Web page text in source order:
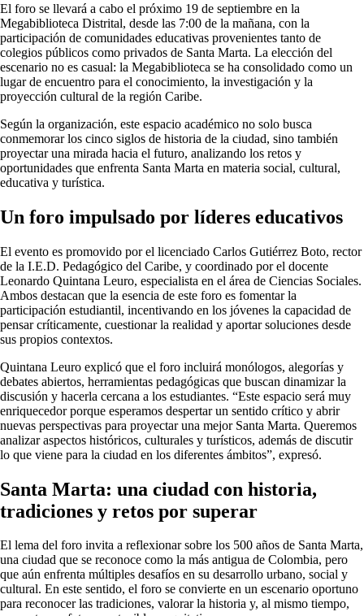
El foro se llevará a cabo el próximo 19 de septiembre en la
Megabiblioteca Distrital, desde las 7:00 de la mañana, con la
participación de comunidades educativas provenientes tanto de
colegios públicos como privados de Santa Marta. La elección del
escenario no es casual: la Megabiblioteca se ha consolidado como un
lugar de encuentro para el conocimiento, la investigación y la
proyección cultural de la región Caribe.
Según la organización, este espacio académico no solo busca
conmemorar los cinco siglos de historia de la ciudad, sino también
proyectar una mirada hacia el futuro, analizando los retos y
oportunidades que enfrenta Santa Marta en materia social, cultural,
educativa y turística.
Un foro impulsado por líderes educativos
El evento es promovido por el licenciado Carlos Gutiérrez Boto, rector
de la I.E.D. Pedagógico del Caribe, y coordinado por el docente
Leonardo Quintana Leuro, especialista en el área de Ciencias Sociales.
Ambos destacan que la esencia de este foro es fomentar la
participación estudiantil, incentivando en los jóvenes la capacidad de
pensar críticamente, cuestionar la realidad y aportar soluciones desde
sus propios contextos.
Quintana Leuro explicó que el foro incluirá monólogos, alegorías y
debates abiertos, herramientas pedagógicas que buscan dinamizar la
discusión y hacerla cercana a los estudiantes. “Este espacio será muy
enriquecedor porque esperamos despertar un sentido crítico y abrir
nuevas perspectivas para proyectar una mejor Santa Marta. Queremos
analizar aspectos históricos, culturales y turísticos, además de discutir
lo que viene para la ciudad en los diferentes ámbitos”, expresó.
Santa Marta: una ciudad con historia,
tradiciones y retos por superar
El lema del foro invita a reflexionar sobre los 500 años de Santa Marta,
una ciudad que se reconoce como la más antigua de Colombia, pero
que aún enfrenta múltiples desafíos en su desarrollo urbano, social y
cultural. En este sentido, el foro se convierte en un escenario oportuno
para reconocer las tradiciones, valorar la historia y, al mismo tiempo,